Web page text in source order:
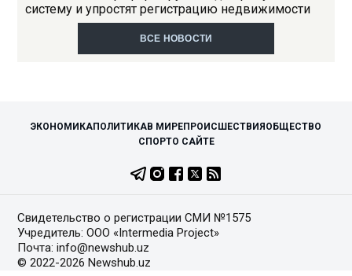
систему и упростят регистрацию недвижимости
ВСЕ НОВОСТИ
ЭКОНОМИКАПОЛИТИКАВ МИРЕПРОИСШЕСТВИЯ ОБЩЕСТВО
СПОРТО САЙТЕ
Свидетельство о регистрации СМИ №1575
Учредитель: ООО «Intermedia Project»
Почта: info@newshub.uz
© 2022-2026 Newshub.uz